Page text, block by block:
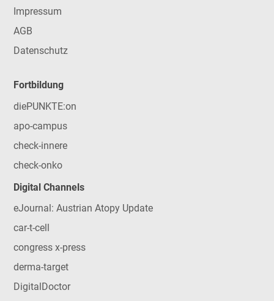
Impressum
AGB
Datenschutz
Fortbildung
diePUNKTE:on
apo-campus
check-innere
check-onko
Digital Channels
eJournal: Austrian Atopy Update
car-t-cell
congress x-press
derma-target
DigitalDoctor